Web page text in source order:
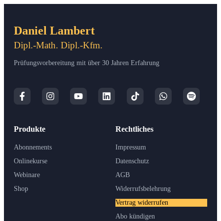
Daniel Lambert
Dipl.-Math. Dipl.-Kfm.
Prüfungsvorbereitung mit über 30 Jahren Erfahrung
Produkte
Abonnements
Onlinekurse
Webinare
Shop
Rechtliches
Impressum
Datenschutz
AGB
Widerrufsbelehrung
Vertrag widerrufen
Abo kündigen